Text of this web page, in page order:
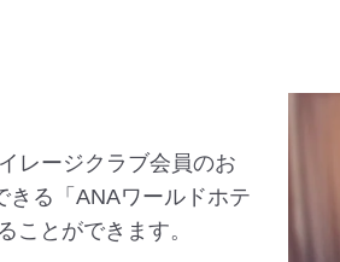
レージクラブ会員のお
きる「ANAワールドホテ
ことができます。